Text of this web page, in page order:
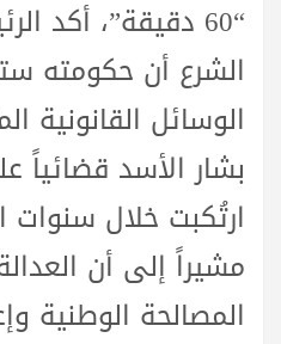
“60 دقيقة”، أكد
الشرع أن حكومته
الوسائل القانونية
بشار الأسد قضائياً
ارتُكبت خلال سنوات
مشيراً إلى أن
المصالحة الوطنية